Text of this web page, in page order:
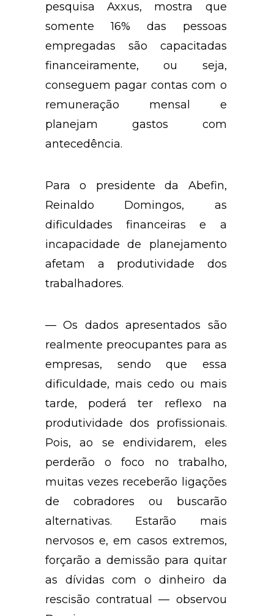
pesquisa Axxus, mostra que
somente 16% das pessoas
empregadas são capacitadas
financeiramente, ou seja,
conseguem pagar contas com o
remuneração mensal e
planejam gastos com
antecedência.
Para o presidente da Abefin,
Reinaldo Domingos, as
dificuldades financeiras e a
incapacidade de planejamento
afetam a produtividade dos
trabalhadores.
— Os dados apresentados são
realmente preocupantes para as
empresas, sendo que essa
dificuldade, mais cedo ou mais
tarde, poderá ter reflexo na
produtividade dos profissionais.
Pois, ao se endividarem, eles
perderão o foco no trabalho,
muitas vezes receberão ligações
de cobradores ou buscarão
alternativas. Estarão mais
nervosos e, em casos extremos,
forçarão a demissão para quitar
as dívidas com o dinheiro da
rescisão contratual — observou